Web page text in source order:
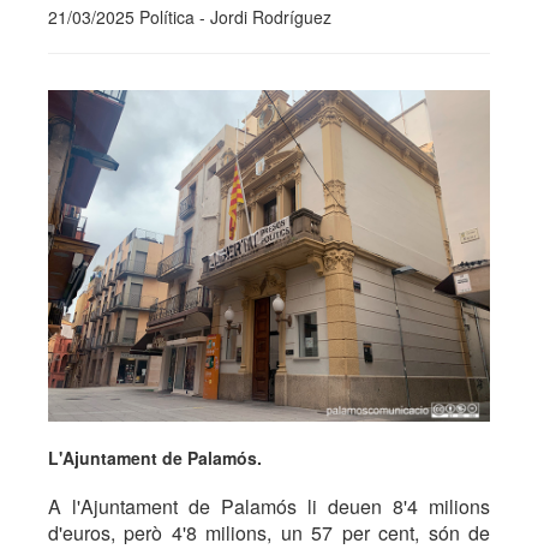
21/03/2025 Política - Jordi Rodríguez
L'Ajuntament de Palamós.
A l'Ajuntament de Palamós li deuen 8'4 milions
d'euros, però 4'8 milions, un 57 per cent, són de